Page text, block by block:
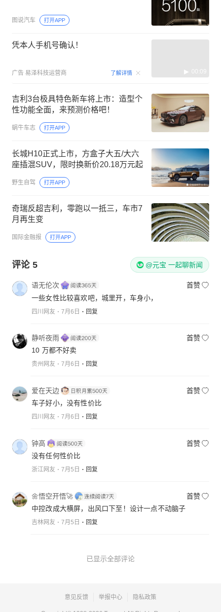
图说汽车 打开APP
凭本人手机号确认！
广告 易泽科技运营商 了解详情 00:09
吉利3台极具特色新车将上市：造型个
性功能全面，来预测价格吧！
蜗牛车志 打开APP
长城H10正式上市，方盒子大五/大六
座插混SUV，限时换新价20.18万元起
野生自驾 打开APP
奇瑞反超吉利，零跑以一抵三，车市7
月再生变
国际金融报 打开APP
评论 5 @元宝 一起聊新闻
语无伦次
首赞
一些女性比较喜欢吧，城里开，车身小，
四川网友 7月6日 回复
静听夜雨
首赞
10 万都不好卖
贵州网友 7月6日 回复
爱在天边
首赞
车子好小，没有性价比
四川网友 7月6日 回复
钟高
首赞
没有任何性价比
浙江网友 7月5日 回复
🌼悟空开悟🚀
首赞
中控改成大横屏，出风口下至！设计一点不动脑子
吉林网友 7月5日 回复
已显示全部评论
意见反馈 举报中心 隐私政策